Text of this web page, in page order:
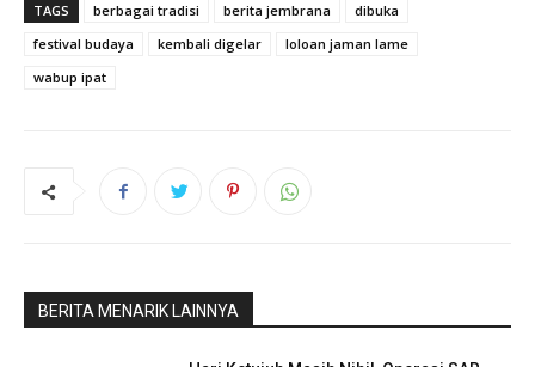
TAGS berbagai tradisi berita jembrana
dibuka
festival budaya
kembali digelar
loloan jaman lame
wabup ipat
BERITA MENARIK LAINNYA